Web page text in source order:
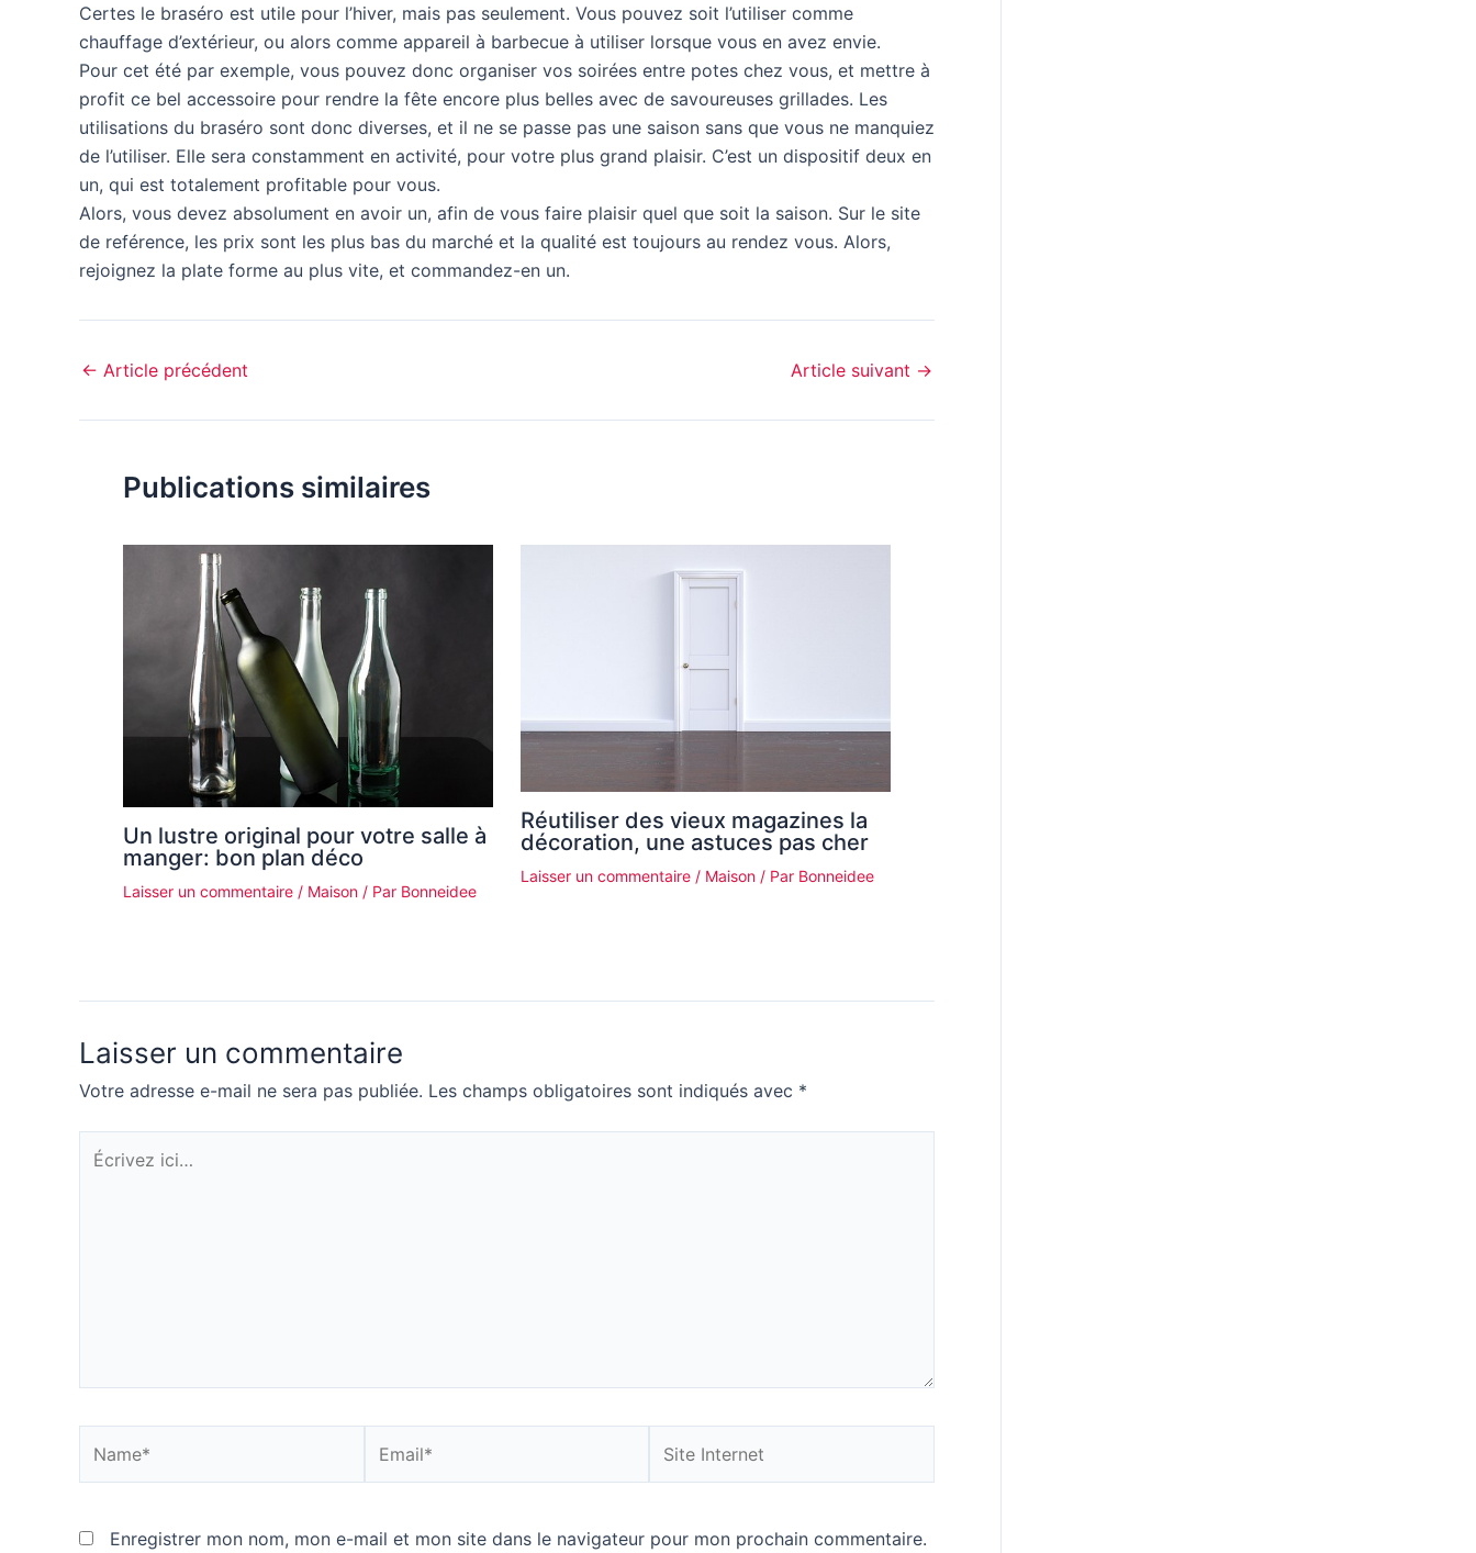
Certes le braséro est utile pour l’hiver, mais pas seulement. Vous pouvez soit l’utiliser comme
chauffage d’extérieur, ou alors comme appareil à barbecue à utiliser lorsque vous en avez envie.
Pour cet été par exemple, vous pouvez donc organiser vos soirées entre potes chez vous, et mettre à
profit ce bel accessoire pour rendre la fête encore plus belles avec de savoureuses grillades. Les
utilisations du braséro sont donc diverses, et il ne se passe pas une saison sans que vous ne manquiez
de l’utiliser. Elle sera constamment en activité, pour votre plus grand plaisir. C’est un dispositif deux en
un, qui est totalement profitable pour vous.
Alors, vous devez absolument en avoir un, afin de vous faire plaisir quel que soit la saison. Sur le site
de reférence, les prix sont les plus bas du marché et la qualité est toujours au rendez vous. Alors,
rejoignez la plate forme au plus vite, et commandez-en un.
← Article précédent Article suivant →
Publications similaires
Un lustre original pour votre salle à
manger: bon plan déco
Laisser un commentaire / Maison / Par Bonneidee
Réutiliser des vieux magazines la
décoration, une astuces pas cher
Laisser un commentaire / Maison / Par Bonneidee
Laisser un commentaire
Votre adresse e-mail ne sera pas publiée. Les champs obligatoires sont indiqués avec *
Écrivez
ici…
Internet
Enregistrer mon nom, mon e-mail et mon site dans le navigateur pour mon prochain commentaire.